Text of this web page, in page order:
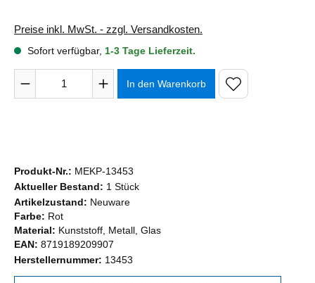
Preise inkl. MwSt. - zzgl. Versandkosten.
Sofort verfügbar, 1-3 Tage Lieferzeit.
Produkt Anzahl: Gib den gewünschten Wert ein oder
In den Warenkorb
Produkt-Nr.: MEKP-13453
Aktueller Bestand: 1 Stück
Artikelzustand: Neuware
Farbe: Rot
Material: Kunststoff, Metall, Glas
EAN: 8719189209907
Herstellernummer: 13453